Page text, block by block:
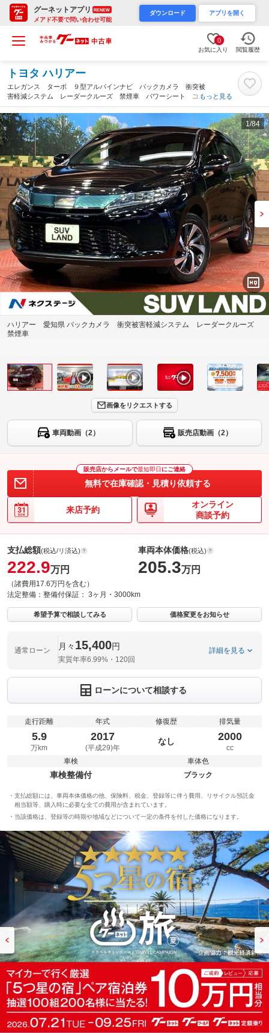
グーネットアプリ RENEW
メアド不要で問い合わせ可能
ダウンロード アプリを開く
0
お気に入り 閲覧履歴
トヨタ ハリアー
エレガンス ターボ ９型アルパインナビ バックカメラ 衝突被
害軽減システム レーダークルーズ 禁煙車 パワーシート コー
ナーセンサー スマートキー ＬＥＤヘッド ＥＴＣ 純正１８イ
ンチアルミ オートハイビーム（愛知県）
もっと見る
1 /84
ハリアー 愛知県 バックカメラ 衝突被害軽減システム レーダークルーズ
禁煙車
画像をリクエストする
車両動画（2） 販売店動画（2）
販売店からメールで最短即日 にご連絡
無料で在庫確認・見積り依頼する
来店予約
オンライン
商談予約
支払総額(税込/リ済込)
222.9万円
（諸費用17.6万円を含む）
車両本体価格(税込)
205.3万円
法定整備： 整備付保証： 3ヶ月・3000km
希望予算で相談してみる 価格変更をお知らせ
通常ローン 月々 15,400円
実質年率6.99%・120回
詳細を見る
ローンについて相談する
走行距離
5.9
万km
年式
2017
(平成29)年
修復歴
なし
排気量
2000
cc
車検
車検整備付
車体色
ブラック
支払総額には、車両本体価格の他、保険料、税金、登録等に伴う費用、リサイクル預託金
相当額等、購入時に必要な全ての費用が含まれています。
当該価格は、登録等の時期や地域などについて一定の条件を付した価格になります。